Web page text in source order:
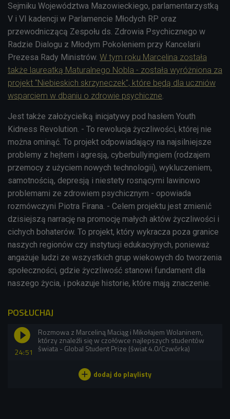
Sejmiku Województwa Mazowieckiego, parlamentarzystką
V i VI kadencji w Parlamencie Młodych RP oraz
przewodniczącą Zespołu ds. Zdrowia Psychicznego w
Radzie Dialogu z Młodym Pokoleniem przy Kancelarii
Prezesa Rady Ministrów. W tym roku Marcelina została
także laureatką Maturalnego Nobla - została wyróżniona za
projekt "Niebieskich skrzyneczek", które będą dla uczniów
wsparciem w dbaniu o zdrowie psychiczne
Jest także założycielką inicjatywy pod hasłem Youth
Kidness Revolution. - To rewolucja życzliwości, której nie
można ominąć. To projekt odpowiadający na najsilniejsze
problemy z hejtem i agresją, cyberbullyingiem (rodzajem
przemocy z użyciem nowych technologii), wykluczeniem,
samotnością, depresją i niestety rosnącymi lawinowo
problemami ze zdrowiem psychicznym - opowiada
rozmówczyni Piotra Firana. - Celem projektu jest zmienić
dzisiejszą narrację na promocję małych aktów życzliwości i
cichych bohaterów. To projekt, który wykracza poza granice
naszych regionów czy instytucji edukacyjnych, ponieważ
angażuje ludzi ze wszystkich grup wiekowych do tworzenia
społeczności, gdzie życzliwość stanowi fundament dla
naszego życia, i pokazuje historie, które mają znaczenie.
POSŁUCHAJ
24:51
Rozmowa z Marceliną Maciąg i Mikołajem Wolaninem,
którzy znaleźli się w czołówce najlepszych studentów
świata - Global Student Prize (świat 4.0/Czwórka)